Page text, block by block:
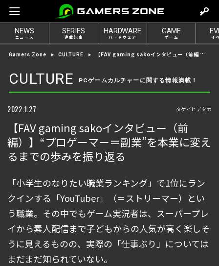
e
t
l
o
g
NEWS
ニュース
SERIES
連載記事
HARDWARE
ハードウェア
GAME
ゲーム イ
Gamers Zone CULTURE 【FAV gaming sakoインタビュー（前編）】“プロゲーマー＝副業”を本業に変えるまでの歩みを振り返る
CULTURE PCゲームカルチャーに関する情報満載！
2022.1.27 タケイヒデタカ
【FAV gaming sakoインタビュー（前
編）】“プロゲーマー＝副業”を本業に変え
るまでの歩みを振り返る
「小学生のなりたい職業ランキング」で1位にラン
クインする「YouTuber」（＝ストリーマー）とい
う職業。その中でもゲーム実況者は、スーパープレ
イから素人配信まで子どもからの人気が高く楽しそ
うに見えるものの、実際の「仕事ぶり」については
まだまだ知られていない。